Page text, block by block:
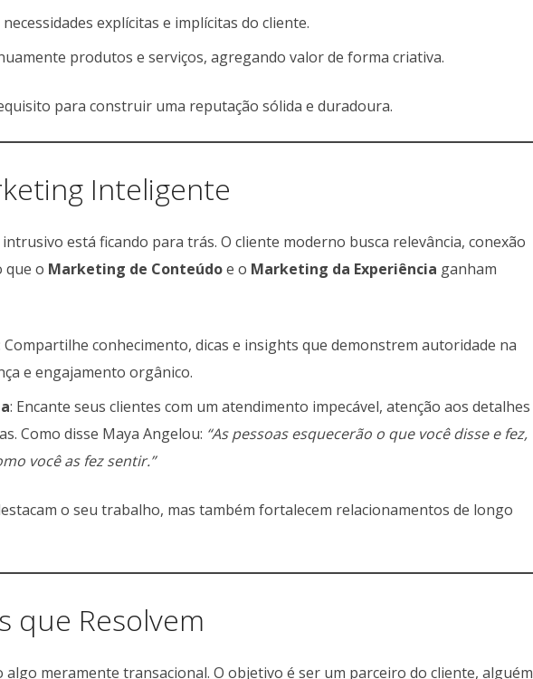
explícitas e implícitas do cliente.
produtos e serviços, agregando valor de forma criativa.
para construir uma reputação sólida e duradoura.
Inteligente
está ficando para trás. O cliente moderno busca relevância, conexão
que o Marketing de Conteúdoe o Marketing da Experiência ganham
Compartilhe conhecimento, dicas e insights que demonstrem autoridade na
e engajamento orgânico.
: Encante seus clientes com um atendimento impecável, atenção aos detalhes
Como disse Maya Angelou: “As pessoas esquecerão o que você disse e fez,
você as fez sentir.”
o seu trabalho, mas também fortalecem relacionamentos de longo
que Resolvem
algo meramente transacional. O objetivo é ser um parceiro do cliente, alguém